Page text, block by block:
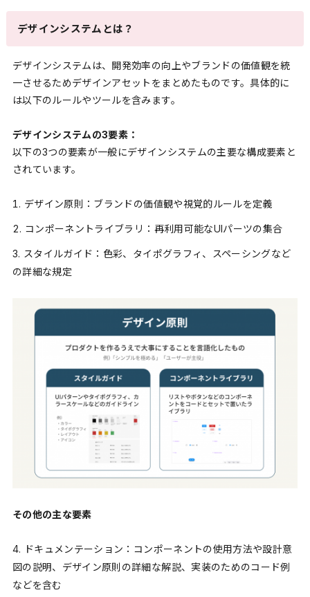
デザインシステムとは？
デザインシステムは、開発効率の向上やブランドの価値観を統
一させるためデザインアセットをまとめたものです。具体的に
は以下のルールやツールを含みます。
デザインシステムの3要素：
以下の3つの要素が一般にデザインシステムの主要な構成要素と
されています。
デザイン原則：ブランドの価値観や視覚的ルールを定義
コンポーネントライブラリ：再利用可能なUIパーツの集合
スタイルガイド：色彩、タイポグラフィ、スペーシングなど
の詳細な規定
その他の主な要素
ドキュメンテーション：コンポーネントの使用方法や設計意
図の説明、デザイン原則の詳細な解説、実装のためのコード例
などを含む